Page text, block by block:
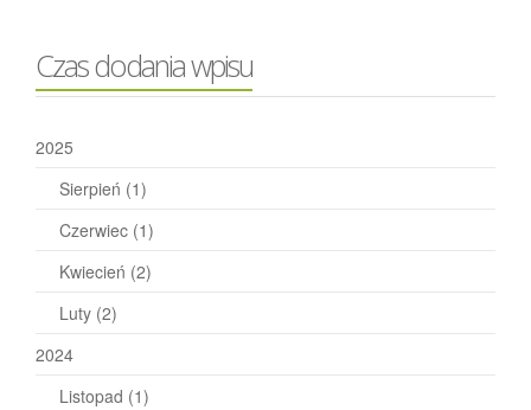
Czas dodania wpisu
2025
Sierpień (1)
Czerwiec (1)
Kwiecień (2)
Luty (2)
2024
Listopad (1)